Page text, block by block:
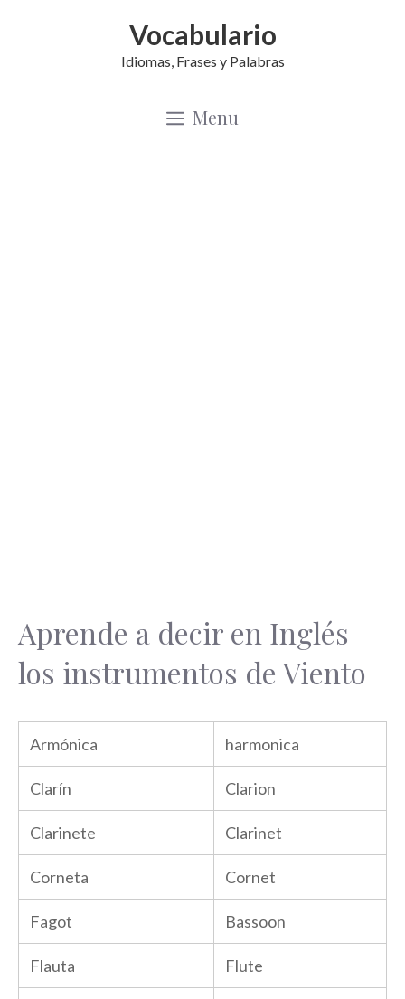
Vocabulario
Idiomas, Frases y Palabras
Menu
Aprende a decir en Inglés
los instrumentos de Viento
Armónica harmonica
Clarín Clarion
Clarinete Clarinet
Corneta Cornet
Fagot Bassoon
Flauta Flute